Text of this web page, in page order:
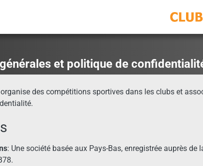
et politique de
des compétitions sportives dans les clubs et
: Une société basée aux Pays-Bas, enregistrée auprès